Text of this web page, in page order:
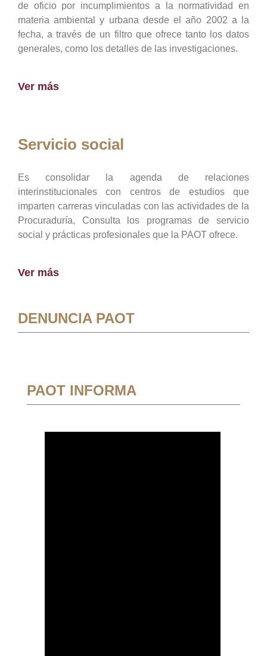
de oficio por incumplimientos a la normatividad en
materia ambiental y urbana desde el año 2002 a la
fecha, a través de un filtro que ofrece tanto los datos
generales, como los detalles de las investigaciones.
Ver más
Servicio social
Es consolidar la agenda de relaciones
interinstitucionales con centros de estudios que
imparten carreras vinculadas con las actividades de la
Procuraduría, Consulta los programas de servicio
social y prácticas profesionales que la PAOT ofrece.
Ver más
DENUNCIA PAOT
PAOT INFORMA